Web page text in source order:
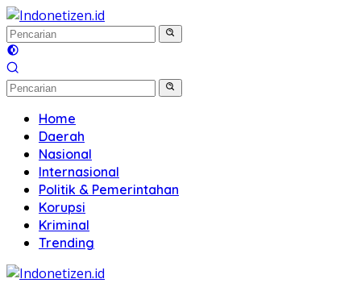
Langsung
ke
konten
Home
Daerah
Nasional
Internasional
Politik & Pemerintahan
Korupsi
Kriminal
Trending